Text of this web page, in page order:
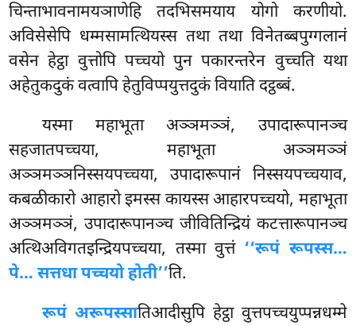
चिन्ताभावनामयञाणेहि तदभिसमयाय योगो करणीयो.
अविसेसेपि धम्मसामत्थियस्स तथा तथा विनेतब्बपुग्गलानं
वसेन हेट्ठा वुत्तोपि पच्चयो पुन पकारन्तरेन वुच्चति यथा
अहेतुकदुकं वत्वापि हेतुविप्पयुत्तदुकं वियाति दट्ठब्बं.
यस्मा महाभूता अञ्ञमञ्ञं, उपादारूपानञ्च
सहजातपच्चया, महाभूता अञ्ञमञ्ञं
अञ्ञमञ्ञनिस्सयपच्चया, उपादारूपानं निस्सयपच्चयाव,
कबळीकारो आहारो इमस्स कायस्सआहारपच्चयो, महाभूता
अञ्ञमञ्ञं, उपादारूपानञ्च जीवितिन्द्रियं कटत्तारूपानञ्च
अत्थिअविगतइन्द्रियपच्चया, तस्मा वुत्तं ‘‘रूपं रूपस्स…
पे… सत्तधा पच्चयो होती’’ति.
रूपं अरूपस्सातिआदीसुपि हेट्ठा वुत्तपच्चयुप्पन्नधम्मे